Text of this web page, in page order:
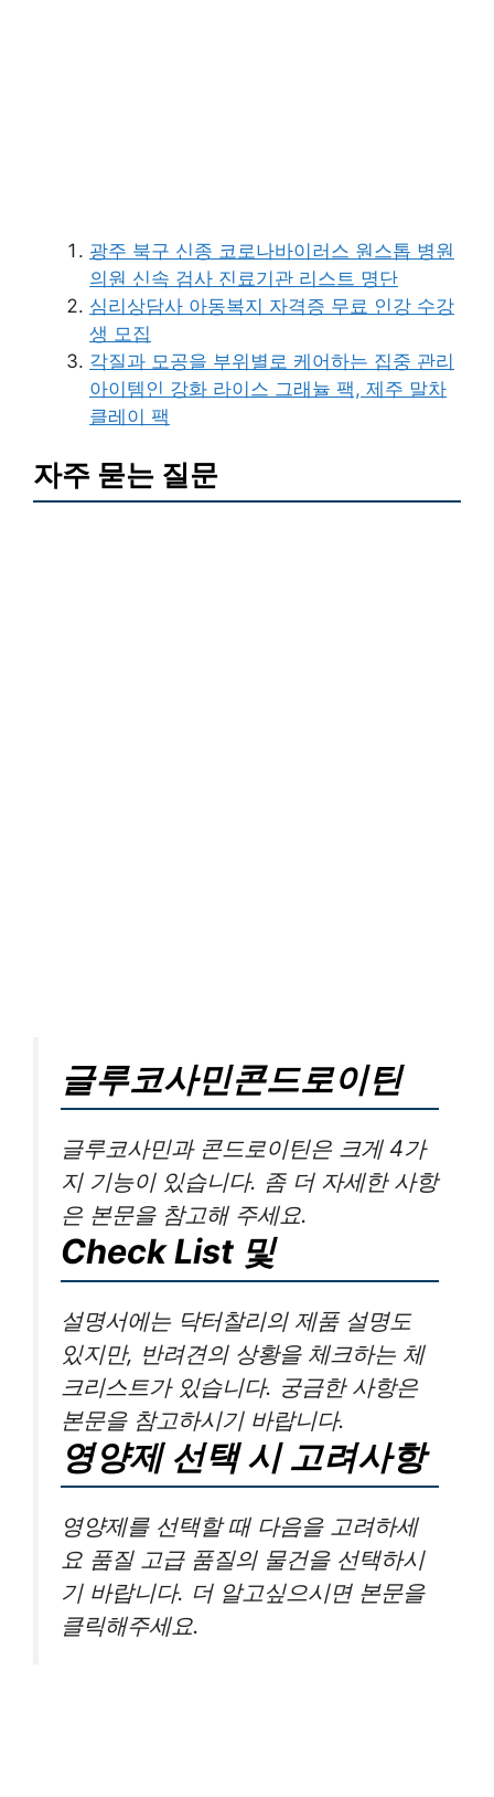
광주 북구 신종 코로나바이러스 원스톱 병원
의원 신속 검사 진료기관 리스트 명단
심리상담사 아동복지 자격증 무료 인강 수강
생 모집
각질과 모공을 부위별로 케어하는 집중 관리
아이템인 강화 라이스 그래뉼 팩, 제주 말차
클레이 팩
자주 묻는 질문
글루코사민콘드로이틴
글루코사민과 콘드로이틴은 크게 4가
지 기능이 있습니다. 좀 더 자세한 사항
은 본문을 참고해 주세요.
Check List 및
설명서에는 닥터찰리의 제품 설명도
있지만, 반려견의 상황을 체크하는 체
크리스트가 있습니다. 궁금한 사항은
본문을 참고하시기 바랍니다.
영양제 선택 시 고려사항
영양제를 선택할 때 다음을 고려하세
요 품질 고급 품질의 물건을 선택하시
기 바랍니다. 더 알고싶으시면 본문을
클릭해주세요.